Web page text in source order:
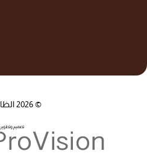
© 2026 الظاهرية
تصميم وتطوير